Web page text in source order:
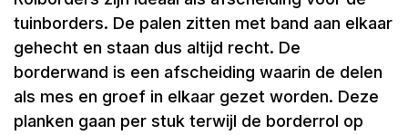
tuinborders. De palen zitten met band aan elkaar
gehecht en staan dus altijd recht. De
borderwand is een afscheiding waarin de delen
als mes en groef in elkaar gezet worden. Deze
planken gaan per stuk terwijl de borderrol op